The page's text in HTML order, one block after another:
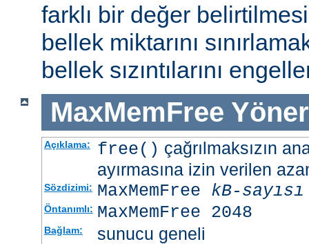
farklı bir değer
bellek miktarını
bellek sızıntılarını
MaxMemFree
Açıklama: free() çağrılmaksızın
ayırmasına izin verilen
Sözdizimi: MaxMemFree kB-sayısı
Öntanımlı: MaxMemFree 2048
Bağlam: sunucu geneli